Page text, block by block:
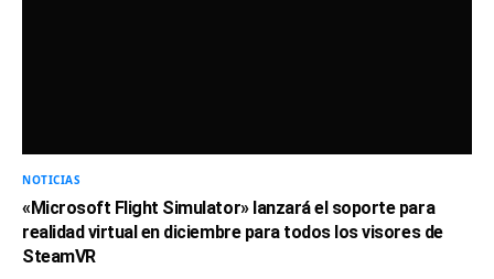
NOTICIAS
«Microsoft Flight Simulator» lanzará el soporte para
realidad virtual en diciembre para todos los visores de
SteamVR